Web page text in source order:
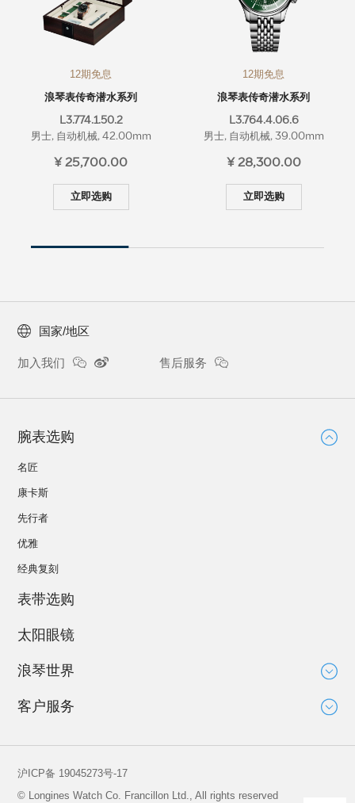
12期免息
浪琴表传奇潜水系列
L3.774.1.50.2
男士, 自动机械, 42.00mm
¥ 25,700.00
立即选购
12期免息
浪琴表传奇潜水系列
L3.764.4.06.6
男士, 自动机械, 39.00mm
¥ 28,300.00
立即选购
国家/地区
加入我们 售后服务
腕表选购
名匠
康卡斯
先行者
优雅
经典复刻
表带选购
太阳眼镜
浪琴世界
大使
客户服务
沪ICP备 19045273号-17
© Longines Watch Co. Francillon Ltd., All rights reserved